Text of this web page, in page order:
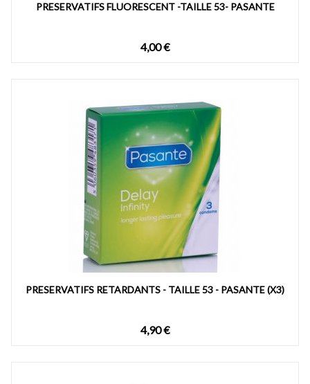
PRESERVATIFS FLUORESCENT -TAILLE 53- PASANTE
4,00 €
PRESERVATIFS RETARDANTS - TAILLE 53 - PASANTE (X3)
4,90 €